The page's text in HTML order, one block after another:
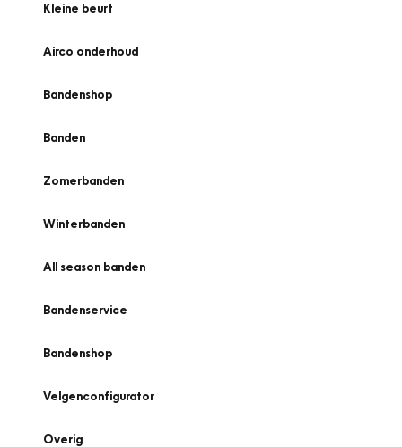
Kleine beurt
Airco onderhoud
Bandenshop
Banden
Zomerbanden
Winterbanden
All season banden
Bandenservice
Bandenshop
Velgenconfigurator
Overig